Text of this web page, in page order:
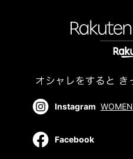
Instagram WOMEN
Facebook